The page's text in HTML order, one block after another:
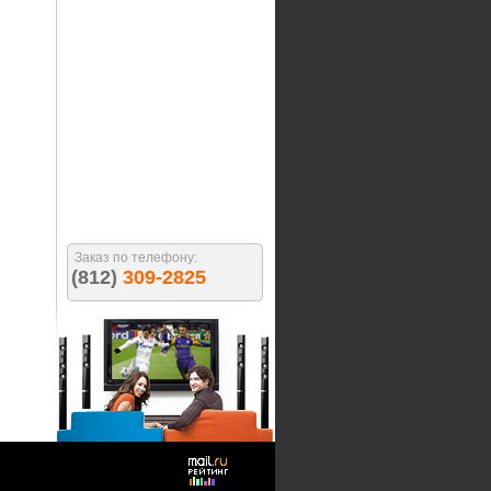
Заказ по телефону:
(812) 309-2825